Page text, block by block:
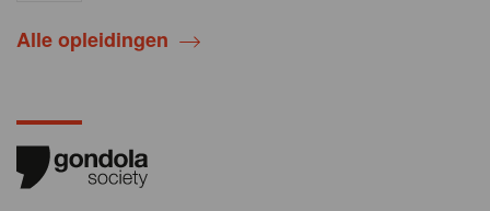
Alle opleidingen